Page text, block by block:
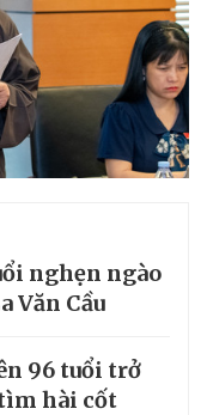
nghẹn ngào
Văn Cầu
96 tuổi trở
hài cốt